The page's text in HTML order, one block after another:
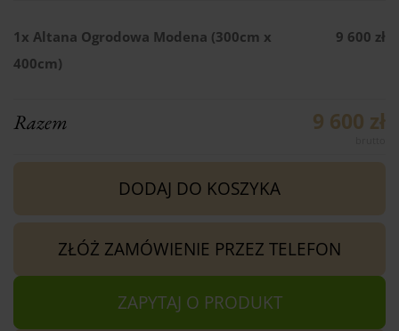
1x Altana Ogrodowa Modena (300cm x
400cm)
9 600 zł
Razem 9 600 zł
DODAJ DO KOSZYKA
ZŁÓŻ ZAMÓWIENIE PRZEZ TELEFON
ZAPYTAJ O PRODUKT